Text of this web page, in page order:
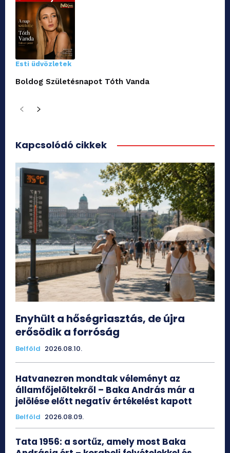
Esti üdvözletek
Boldog Születésnapot Tóth Vanda
Kapcsolódó cikkek
Enyhült a hőségriasztás, de újra
erősödik a forróság
Belföld 2026.08.10.
Hatvanezren mondtak véleményt az
államfőjelöltekről – Baka András már a
jelölése előtt negatív értékelést kapott
Belföld 2026.08.09.
Tata 1956: a sortűz, amely most Baka